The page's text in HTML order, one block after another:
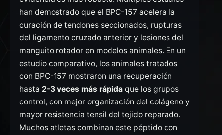
han demostrado que el BPC-157 acelera la
curación de tendones seccionados, rupturas
del ligamento cruzado anterior y lesiones del
manguito rotador en modelos animales. En un
estudio comparativo, los animales tratados
con BPC-157 mostraron una recuperación
hasta 2-3 veces más rápida que los grupos
control, con mejor organización del colágeno y
mayor resistencia tensil del tejido reparado.
Muchos atletas combinan este péptido con